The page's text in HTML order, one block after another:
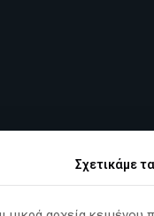
Σχετικάμε